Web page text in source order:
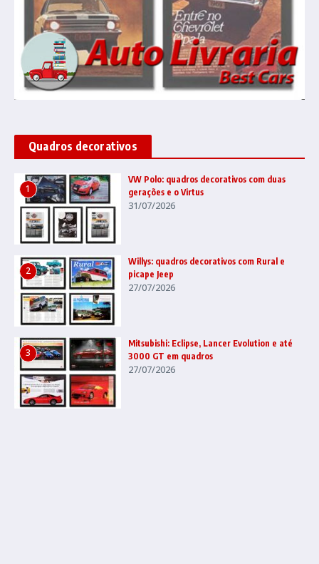
Quadros decorativos
1
VW Polo: quadros decorativos com duas
gerações e o Virtus
31/07/2026
2
Willys: quadros decorativos com Rural e
picape Jeep
27/07/2026
3
Mitsubishi: Eclipse, Lancer Evolution e até
3000 GT em quadros
27/07/2026